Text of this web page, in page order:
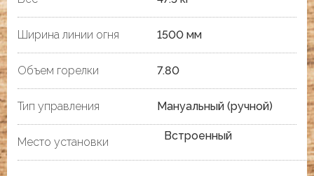
Ширина линии огня 1500 мм
Объем горелки 7.80
Тип управления Мануальный (ручной)
Место установки Встроенный